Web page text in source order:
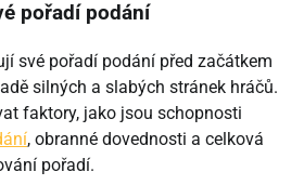
pořadí podání
své pořadí podání před začátkem
silných a slabých stránek hráčů.
faktory, jako jsou schopnosti
, obranné dovednosti a celková
pořadí.